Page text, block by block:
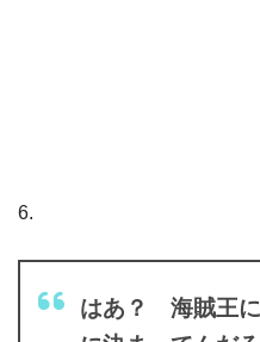
6.
はあ？ 海賊王